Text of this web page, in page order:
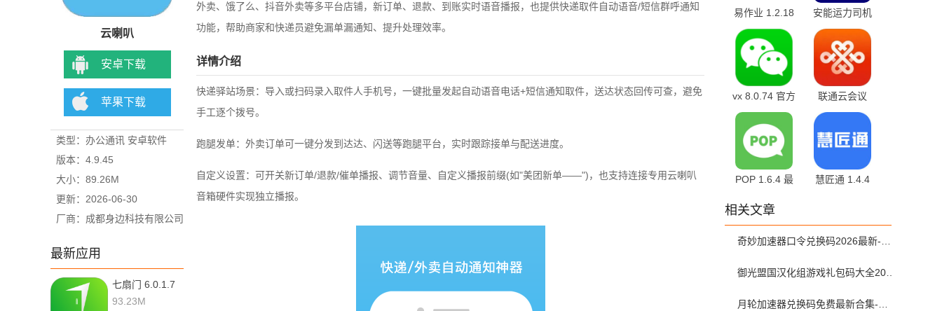
云喇叭
安卓下载
苹果下载
类型：办公通讯 安卓软件
版本：4.9.45
大小：89.26M
更新：2026-06-30
厂商：成都身边科技有限公司
最新应用
七扇门 6.0.1.7
官方版
93.23M
外卖、饿了么、抖音外卖等多平台店铺，新订单、退款、到账实时语音播报，也提供快递取件自动语音/短信群呼通知
功能，帮助商家和快递员避免漏单漏通知、提升处理效率。
详情介绍
快递驿站场景：导入或扫码录入取件人手机号，一键批量发起自动语音电话+短信通知取件，送达状态回传可查，避免
手工逐个拨号。
跑腿发单：外卖订单可一键分发到达达、闪送等跑腿平台，实时跟踪接单与配送进度。
自定义设置：可开关新订单/退款/催单播报、调节音量、自定义播报前缀(如"美团新单——")，也支持连接专用云喇叭
音箱硬件实现独立播报。
易作业 1.2.18
最新版
安能运力司机
版 3.3.2 最新
版
vx 8.0.74 官方
版
联通云会议
6.9.4 安卓版
POP 1.6.4 最
慧匠通 1.4.4
相关文章